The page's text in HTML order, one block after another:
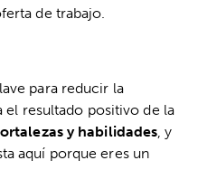
de trabajo.
para reducir la
el resultado positivo de la
y habilidades, y
aquí porque eres un